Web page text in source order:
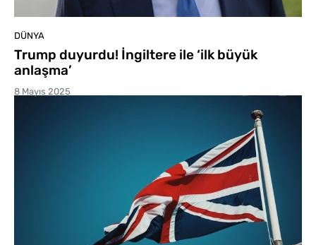
DÜNYA
Trump duyurdu! İngiltere ile ‘ilk büyük
anlaşma’
8 Mayıs 2025